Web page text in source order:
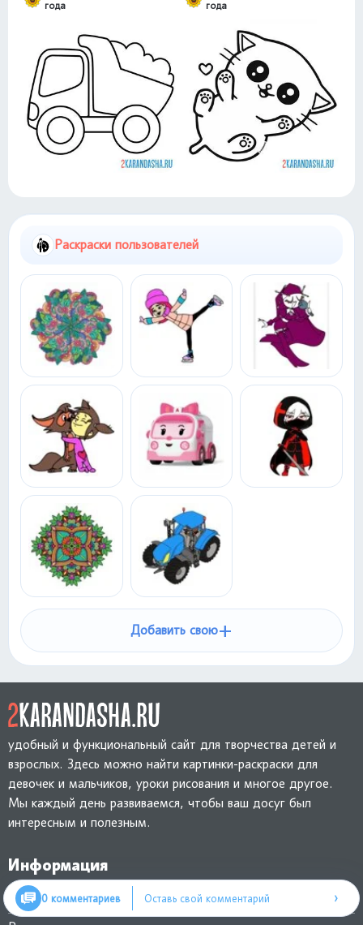
года
года
Раскраски пользователей
Добавить свою+
0 комментариев Оставь свой комментарий ›
удобный и функциональный сайт для творчества детей и
взрослых. Здесь можно найти картинки-раскраски для
девочек и мальчиков, уроки рисования и многое другое.
Мы каждый день развиваемся, чтобы ваш досуг был
интересным и полезным.
Информация
Обратная связь